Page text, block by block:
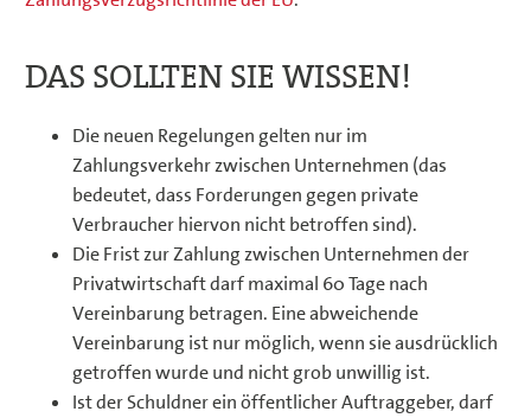
DAS SOLLTEN SIE WISSEN!
Die neuen Regelungen gelten nur im
Zahlungsverkehr zwischen Unternehmen (das
bedeutet, dass Forderungen gegen private
Verbraucher hiervon nicht betroffen sind).
Die Frist zur Zahlung zwischen Unternehmen der
Privatwirtschaft darf maximal 60 Tage nach
Vereinbarung betragen. Eine abweichende
Vereinbarung ist nur möglich, wenn sie ausdrücklich
getroffen wurde und nicht grob unwillig ist.
Ist der Schuldner ein öffentlicher Auftraggeber, darf